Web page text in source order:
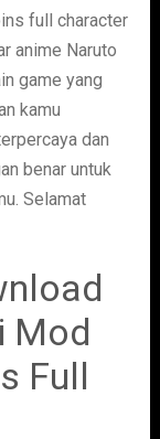
full character
anime Naruto
game yang
kamu
dan
benar untuk
Selamat
Mod
Full